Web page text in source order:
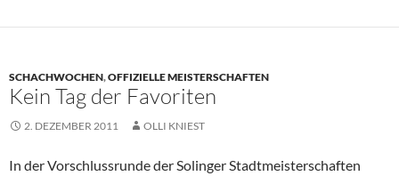
SCHACHWOCHEN,OFFIZIELLE MEISTERSCHAFTEN
Kein Tag der Favoriten
2. DEZEMBER 2011 OLLI KNIEST
In der Vorschlussrunde der Solinger Stadtmeisterschaften